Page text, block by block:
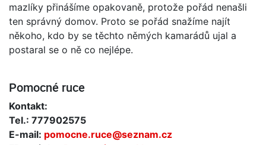
mazlíky přinášíme opakovaně, protože pořád nenašli
ten správný domov. Proto se pořád snažíme najít
někoho, kdo by se těchto němých kamarádů ujal a
postaral se o ně co nejlépe.
Pomocné ruce
Kontakt:
Tel.: 777902575
E-mail: pomocne.ruce@seznam.cz